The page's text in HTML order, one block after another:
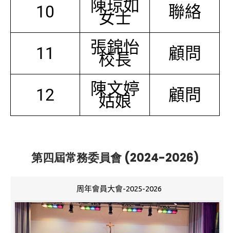
10 陳琼如
女士 聯絡
11 張錦怡
校長 顧問
12 陳文婷
姑娘 顧問
第四屆常務委員會 (2024-2026)
周年會員大會-2025-2026